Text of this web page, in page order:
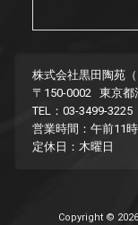
株式会社黒田陶苑（
〒150-0002 東京都
TEL：03-3499-3225
営業時間：午前11
定休日：木曜日
Copyright ©